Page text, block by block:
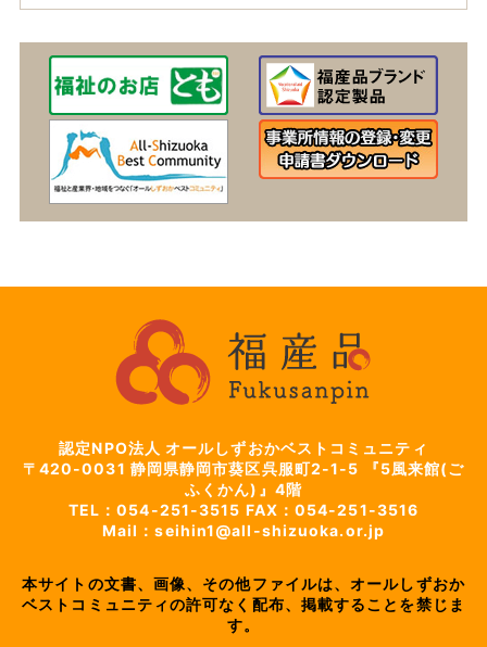
認定NPO法人 オールしずおかベストコミュニティ
〒420-0031 静岡県静岡市葵区呉服町2-1-5
『5風来館(ご
ふくかん)』4階
TEL：054-251-3515 FAX：054-251-3516
Mail：seihin1@all-shizuoka.or.jp
本サイトの文書、画像、その他ファイルは、オールしずおか
ベストコミュニティの許可なく配布、掲載することを禁じま
す。